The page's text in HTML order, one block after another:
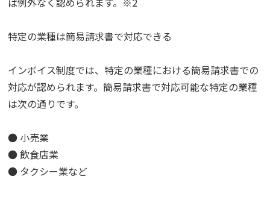
特定の業種は簡易請求書で対応できる
インボイス制度では、特定の業種における簡易請求書での
対応が認められます。簡易請求書で対応可能な特定の業種
は次の通りです。
● 小売業
● 飲食店業
● タクシー業など